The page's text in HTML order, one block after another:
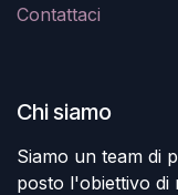
Contattaci
Chi siamo
Siamo un team di
posto l'obiettivo di